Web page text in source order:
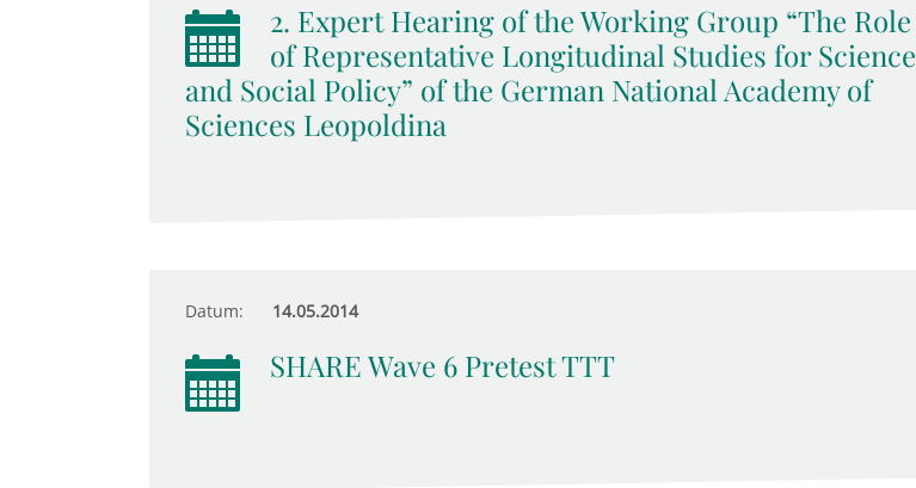
2. Expert Hearing of the Working Group “The Role
of Representative Longitudinal Studies for Science
and Social Policy” of the German National Academy of
Sciences Leopoldina
Datum: 14.05.2014
SHARE Wave 6 Pretest TTT